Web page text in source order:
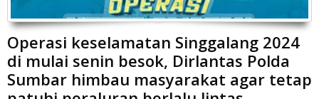
Operasi keselamatan Singgalang 2024
di mulai senin besok, Dirlantas Polda
Sumbar himbau masyarakat agar tetap